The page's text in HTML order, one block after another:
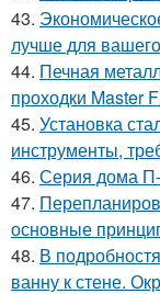
43.
лучше для
44. Печная
проходки Master
45. Установка
инструменты,
46. Серия дома П-
47.
основные
48. В
ванну к стене.